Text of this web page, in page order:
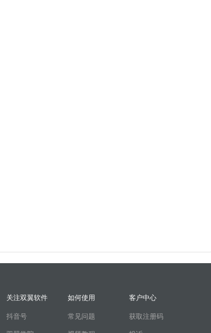
关注双翼软件
抖音号
如何使用
常见问题
客户中心
获取注册码